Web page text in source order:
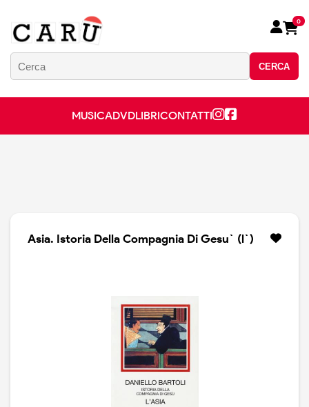
CERCA
0
MUSICADVDLIBRICONTATTI
Asia. Istoria Della Compagnia Di Gesu` (l`)